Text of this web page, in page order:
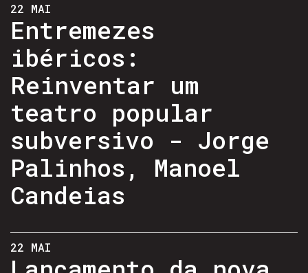
22 MAI
Entremezes
ibéricos:
Reinventar um
teatro popular
subversivo - Jorge
Palinhos, Manoel
Candeias
22 MAI